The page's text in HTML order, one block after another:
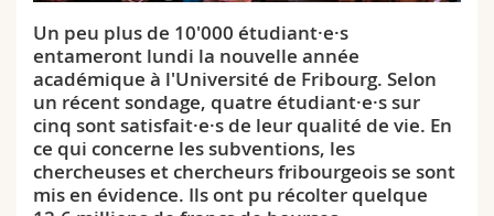
Interfacultaire
Doctorants
Programme des cours
MyUnifr
Un peu plus de 10'000 étudiant·e·s
entameront lundi la nouvelle année
académique à l'Université de Fribourg. Selon
un récent sondage, quatre étudiant·e·s sur
cinq sont satisfait·e·s de leur qualité de vie. En
ce qui concerne les subventions, les
chercheuses et chercheurs fribourgeois se sont
mis en évidence. Ils ont pu récolter quelque